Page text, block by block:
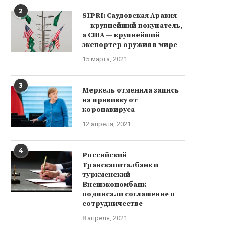
2
SIPRI: Саудовская Аравия
— крупнейший покупатель,
а США — крупнейший
экспортер оружия в мире
15 марта, 2021
3
Меркель отменила запись
на прививку от
коронавируса
12 апреля, 2021
4
Российский
Транскапиталбанк и
туркменский
Внешэкономбанк
подписали соглашение о
сотрудничестве
8 апреля, 2021